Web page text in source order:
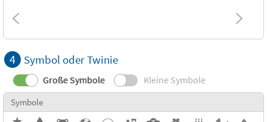
4 Symbol oder Twinie
Große Symbole Kleine Symbole
Symbole